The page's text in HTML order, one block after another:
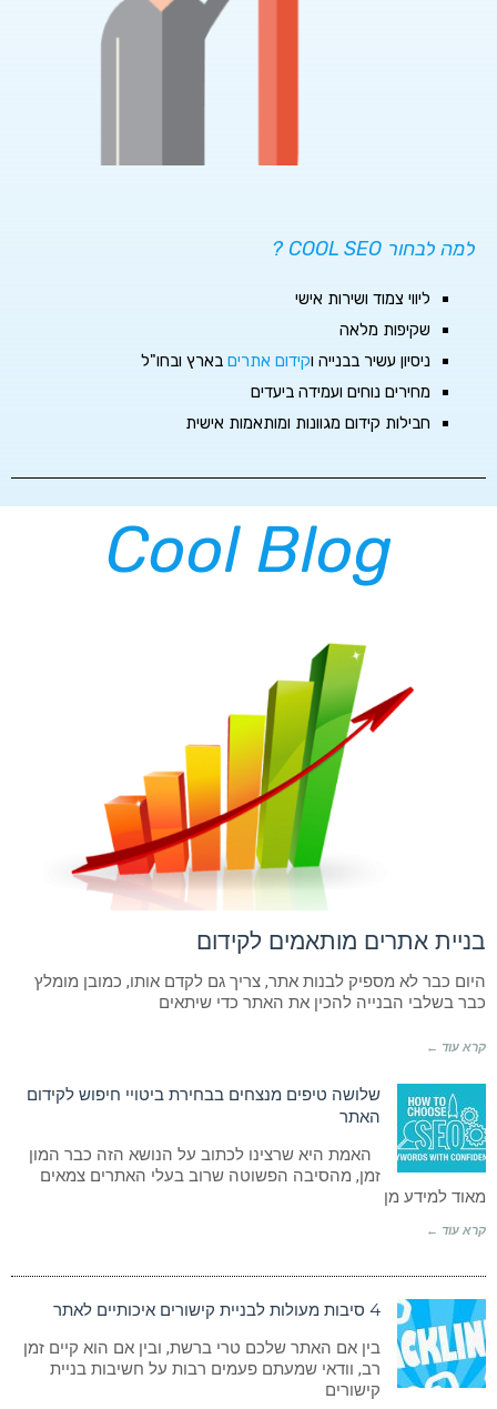
למה לבחור COOL SEO ?
ליווי צמוד ושירות אישי
שקיפות מלאה
ניסיון עשיר בבנייה וקידום אתרים בארץ ובחו"ל
מחירים נוחים ועמידה ביעדים
חבילות קידום מגוונות ומותאמות אישית
Cool Blog
בניית אתרים מותאמים לקידום
היום כבר לא מספיק לבנות אתר, צריך גם לקדם אותו, כמובן מומלץ
כבר בשלבי הבנייה להכין את האתר כדי שיתאים
קרא עוד ←
שלושה טיפים מנצחים בבחירת ביטויי חיפוש לקידום
האתר
האמת היא שרצינו לכתוב על הנושא הזה כבר המון
זמן, מהסיבה הפשוטה שרוב בעלי האתרים צמאים
מאוד למידע מן
קרא עוד ←
4 סיבות מעולות לבניית קישורים איכותיים לאתר
בין אם האתר שלכם טרי ברשת, ובין אם הוא קיים זמן
רב, וודאי שמעתם פעמים רבות על חשיבות בניית
קישורים